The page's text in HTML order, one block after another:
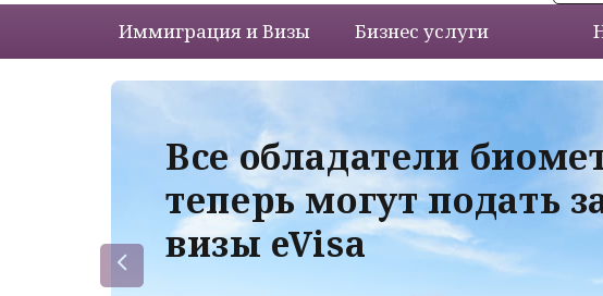
Иммиграция и Визы Бизнес услуги
Все обладатели
теперь могут подать
визы eVisa